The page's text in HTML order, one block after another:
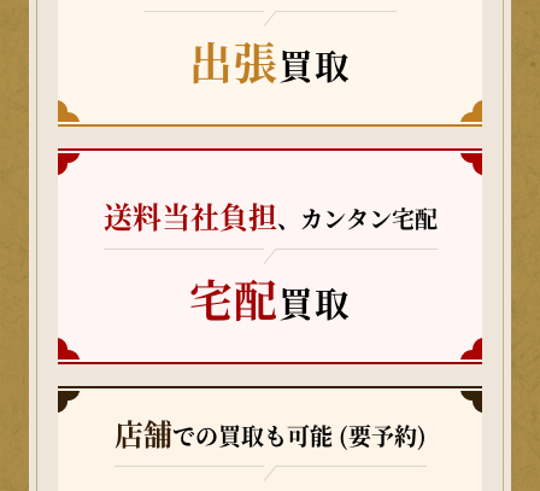
出張買取
送料当社負担、カンタン宅配
宅配買取
店舗での買取も可能 (要予約)